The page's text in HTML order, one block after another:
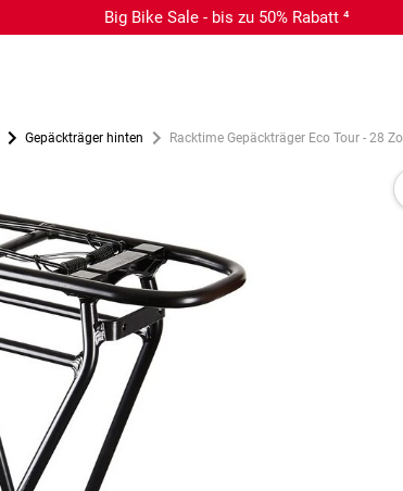
Big Bike Sale - bis zu 50% Rabatt ⁴
Gepäckträger hinten Racktime Gepäckträger Eco Tour - 28 Zoll